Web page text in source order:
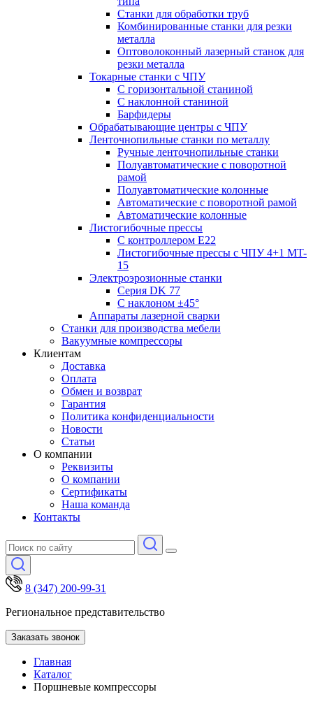
Станки для обработки труб
Комбинированные станки для резки
металла
Оптоволоконный лазерный станок для
резки металла
Токарные станки с ЧПУ
С горизонтальной станиной
С наклонной станиной
Барфидеры
Обрабатывающие центры с ЧПУ
Ленточнопильные станки по металлу
Ручные ленточнопильные станки
Полуавтоматические с поворотной
рамой
Полуавтоматические колонные
Автоматические с поворотной рамой
Автоматические колонные
Листогибочные прессы
С контроллером E22
Листогибочные прессы с ЧПУ 4+1 MT-
15
Электроэрозионные станки
Серия DK 77
С наклоном ±45°
Аппараты лазерной сварки
Станки для производства мебели
Вакуумные компрессоры
Клиентам
Доставка
Оплата
Обмен и возврат
Гарантия
Политика конфиденциальности
Новости
Статьи
О компании
Реквизиты
О компании
Сертификаты
Наша команда
Контакты
8 (347) 200-99-31
Региональное представительство
Заказать звонок
Главная
Каталог
Поршневые компрессоры